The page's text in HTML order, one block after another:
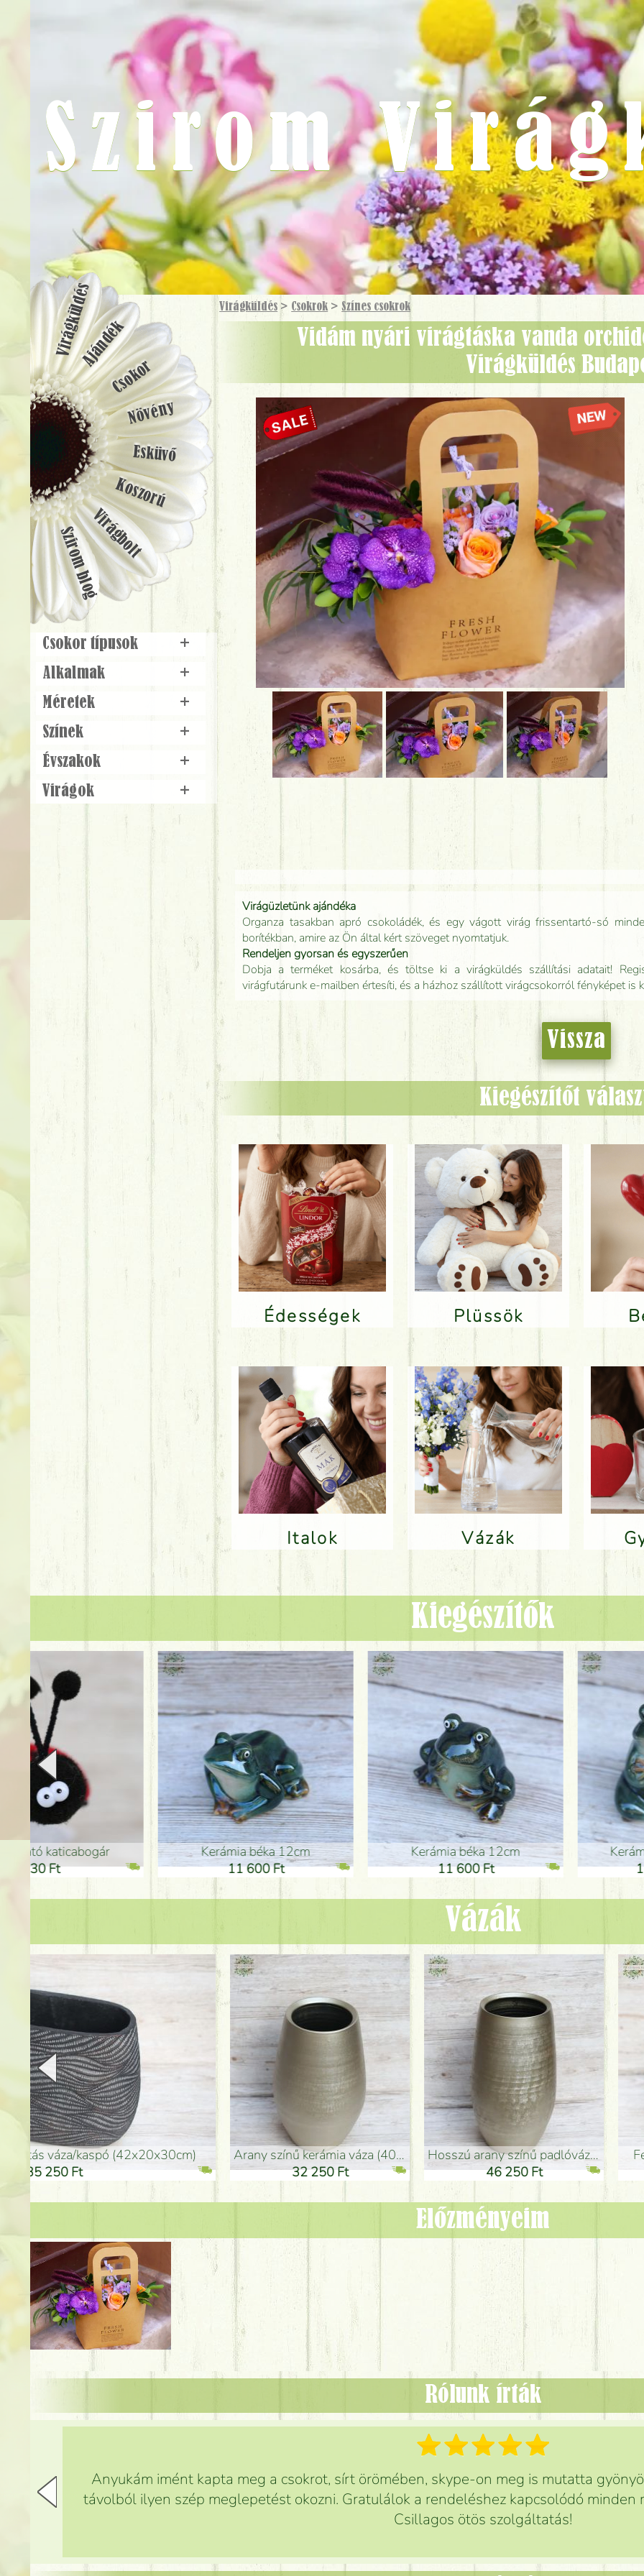
Virágküldés > Csokrok >Színes csokrok
Vidám nyári virágtáska vanda orchideával, korall rózsával -
Virágküldés
Virágüzletünk ajándéka
Organza tasakban apró csokoládék, és egy vágott virág frissentartó-só
borítékban, amire az Ön által kért szöveget nyomtatjuk.
Rendeljen gyorsan és egyszerűen
Dobja a terméket kosárba, és töltse ki a virágküldés szállítási adatait!
virágfutárunk e-mailben értesíti, és a házhoz szállított virágcsokorról fényképet is
Vissza
Kiegészítőt
Édességek Plüssök
Italok Vázák
Szirom
VirágküldésAjándék
Csokor
Növény
Esküvő
Koszorú
Virágbolt
Szirom blog
Csokor típusok
+
Alkalmak
+
Méretek
+
Színek
+
Évszakok
+
Virágok
+
Kiegészítők
Kerámia béka 12cm
11 600 Ft
Kerámia béka 12cm
11 600 Ft
Kerámia béka 12cm
11 600 Ft
Vázák
arany színű kerámia váza (40x26cm)
hosszú arany színű padlóváza (50x29cm)
46 250 Ft
fekete design váza (15x20cm)
11 250 Ft
Előzményeim
Rólunk írták
Anyukám imént kapta meg a csokrot, sírt örömében, skype-on meg is mutatta
távolból ilyen szép meglepetést okozni. Gratulálok a rendeléshez kapcsolódó minden
Csillagos ötös szolgáltatás!